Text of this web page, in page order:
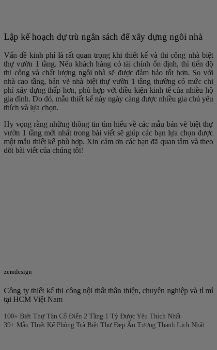
Lập kế hoạch dự trù ngân sách để xây dựng ngôi nhà
Vấn đề kinh phí là rất quan trọng khi thiết kế và thi công nhà biệt
thự vườn 1 tầng. Nếu khách hàng có tài chính ổn định, thì tiến độ
thi công và chất lượng ngôi nhà sẽ được đảm bảo tốt hơn. So với
nhà cao tầng, bản vẽ nhà biệt thự vườn 1 tầng thường có mức chi
phí xây dựng thấp hơn, phù hợp với điều kiện kinh tế của nhiều hộ
gia đình. Do đó, mẫu thiết kế này ngày càng được nhiều gia chủ yêu
thích và lựa chọn.
Hy vọng rằng những thông tin tìm hiểu về các mẫu bản vẽ biệt thự
vườn 1 tầng mới nhất trong bài viết sẽ giúp các bạn lựa chọn được
một mẫu thiết kế phù hợp. Xin cảm ơn các bạn đã quan tâm và theo
dõi bài viết của chúng tôi!
zemdesign
Công ty thiết kế thi công nội thất thân thiện, chuyên nghiệp và tỉ mỉ
tại HCM Việt Nam
100+ Biệt Thự Tân Cổ Điển 2 Tầng 1 Tỷ Được Yêu Thích Nhất
39+ Mẫu Thiết Kế Phòng Trà Biệt Thự Đẹp Ấn Tượng Thanh Lịch Nhất